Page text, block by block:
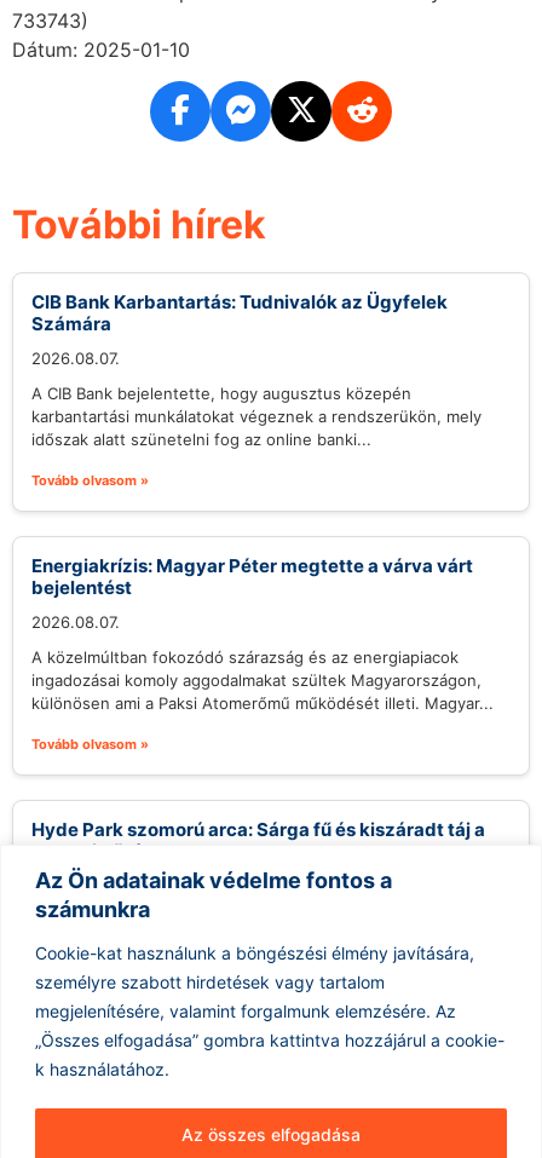
Az Ön adatainak védelme fontos a
számunkra
Cookie-kat használunk a böngészési élmény javítására,
személyre szabott hirdetések vagy tartalom
megjelenítésére, valamint forgalmunk elemzésére. Az
„Összes elfogadása” gombra kattintva hozzájárul a cookie-
k használatához.
Az összes elfogadása
733743)
Dátum: 2025-01-10
További hírek
CIB Bank Karbantartás: Tudnivalók az Ügyfelek
Számára
2026.08.07.
A CIB Bank bejelentette, hogy augusztus közepén
karbantartási munkálatokat végeznek a rendszerükön, mely
időszak alatt szünetelni fog az online banki...
Tovább olvasom »
Energiakrízis: Magyar Péter megtette a várva várt
bejelentést
2026.08.07.
A közelmúltban fokozódó szárazság és az energiapiacok
ingadozásai komoly aggodalmakat szültek Magyarországon,
különösen ami a Paksi Atomerőmű működését illeti. Magyar...
Tovább olvasom »
Hyde Park szomorú arca: Sárga fű és kiszáradt táj a
londoni hőség alatt
2026.08.07.
Az utóbbi hetek extrém hőhullámai nemcsak az ember, hanem
a természet számára is kemény próbatételt jelentenek
Londonban, ahol a hőség...
Tovább olvasom »